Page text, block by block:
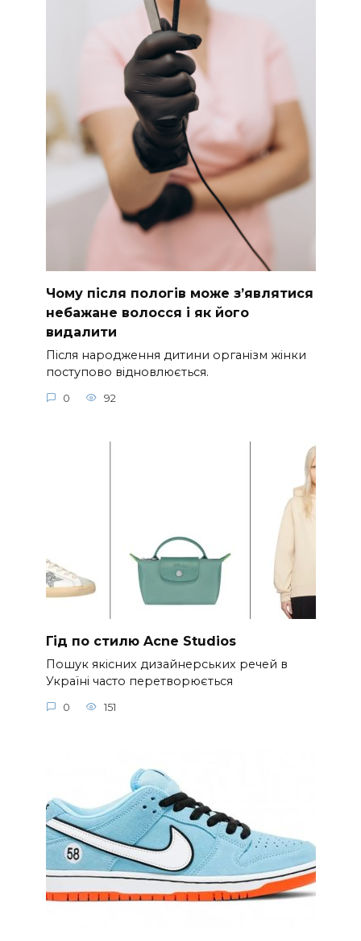
Чому після пологів може з’являтися
небажане волосся і як його
видалити
Після народження дитини організм жінки
поступово відновлюється.
0 92
Гід по стилю Acne Studios
Пошук якісних дизайнерських речей в
Україні часто перетворюється
0 151